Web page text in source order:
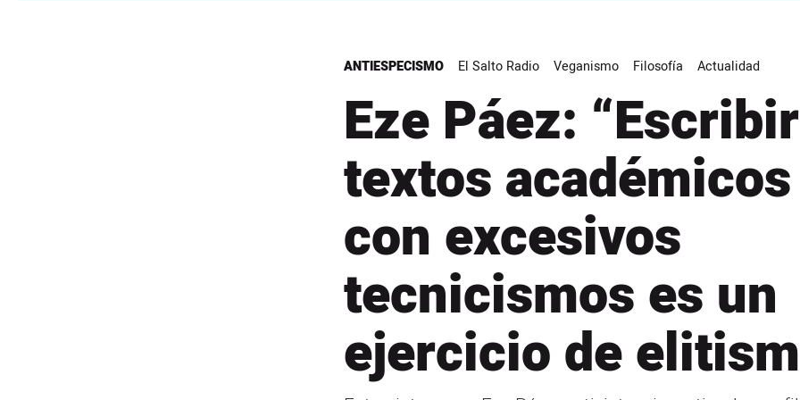
ANTIESPECISMO El Salto Radio Veganismo Filosofía Actualidad
Eze Páez: “Escribir
textos académicos
con excesivos
tecnicismos es un
ejercicio de